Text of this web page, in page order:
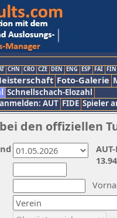
CHN CRO CZE DEN ENG ESP FAI FIN
Foto-Galerie
Schnellschach-Elozahl
AUT FIDE Spieler
den offiziellen